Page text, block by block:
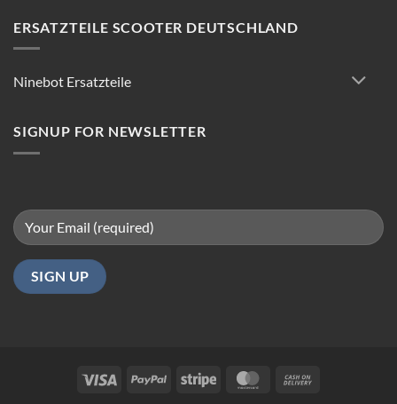
Reparatur:
ERSATZTEILE SCOOTER DEUTSCHLAND
Ninebot Ersatzteile
SIGNUP FOR NEWSLETTER
Visa PayPal Stripe MasterCard